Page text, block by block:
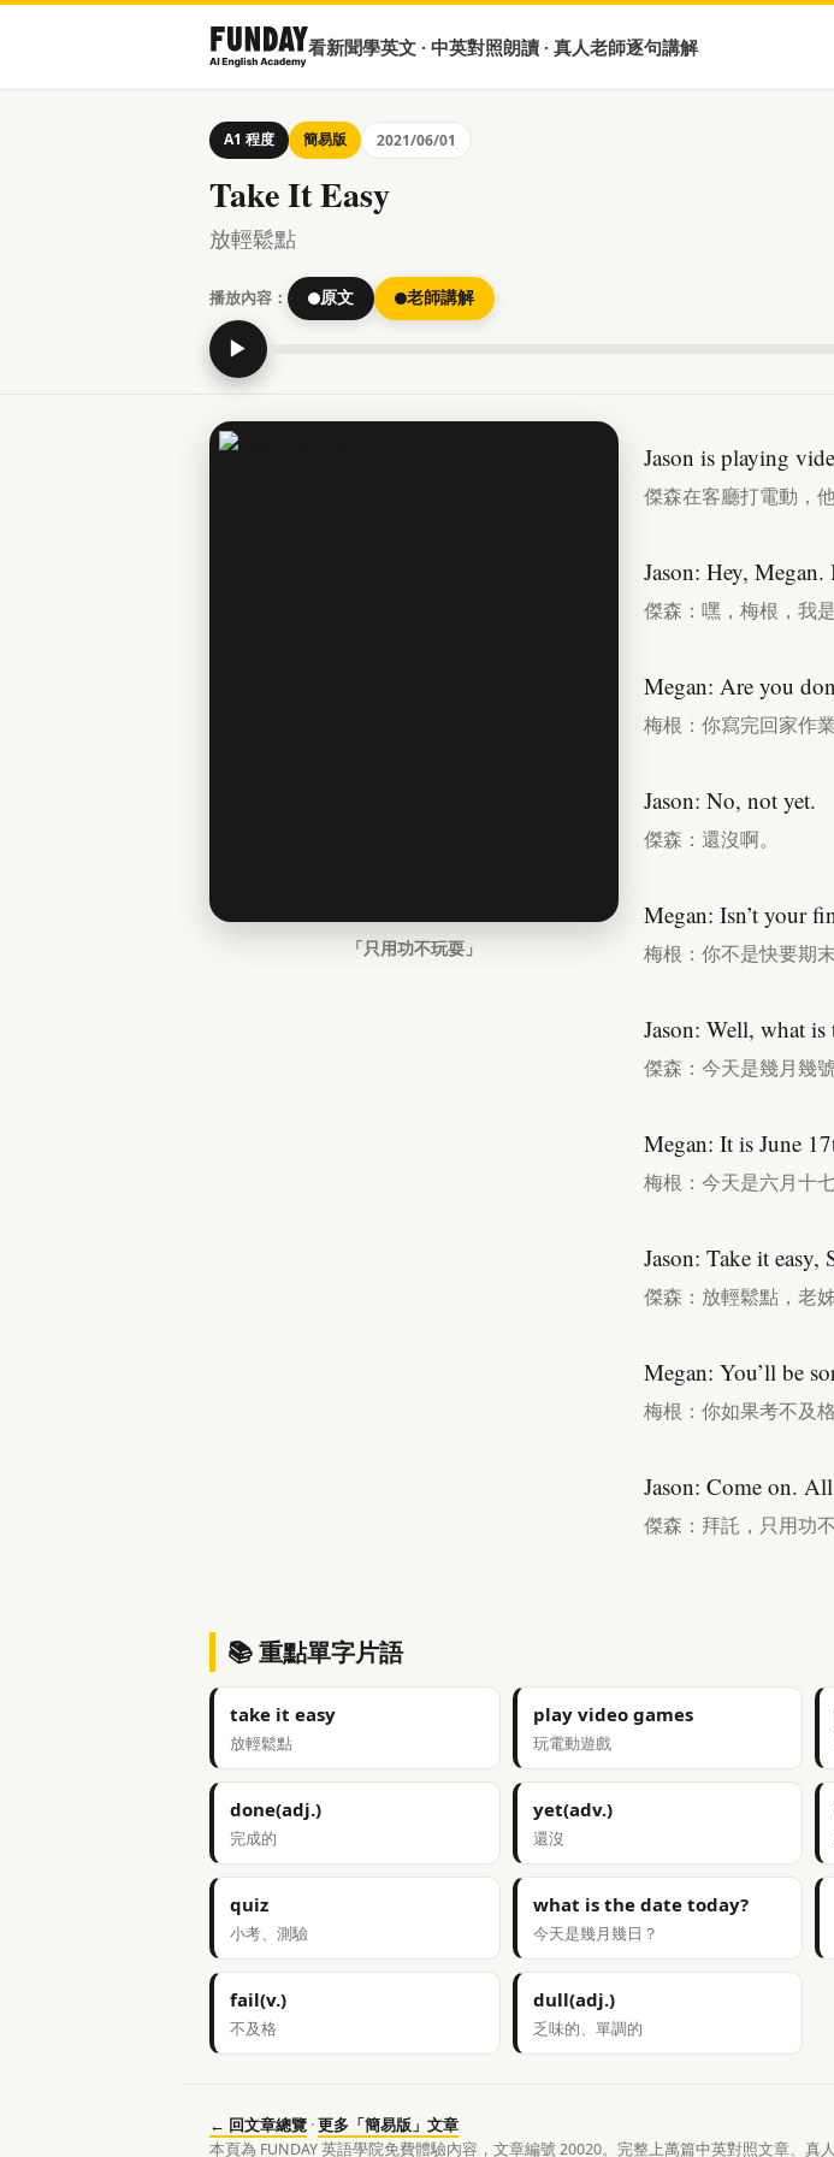
看新聞學英文 · 中英對照朗讀 · 真人老師逐句講解
A1 程度 簡易版 2021/06/01
Take It Easy
放輕鬆點
播放內容： 原文 老師講解
▶
「只用功不玩耍」
Jason is playing
傑森在客廳打電動，
Jason: Hey,
傑森：嘿，梅根，我
Megan: Are you
梅根：你寫完回家作
Jason: No, not yet.
傑森：還沒啊。
Megan: Isn’t your
梅根：你不是快要期
Jason: Well, what is
傑森：今天是幾月幾
Megan: It is June
梅根：今天是六月十七
Jason: Take it easy,
傑森：放輕鬆點，老
Megan: You’ll be
梅根：你如果考不及
Jason: Come on.
傑森：拜託，只用功
📚 重點單字片語
take it easy
放輕鬆點
play video games
玩電動遊戲
done(adj.)
完成的
yet(adv.)
還沒
quiz
小考、測驗
what is the date today?
今天是幾月幾日？
fail(v.)
不及格
dull(adj.)
乏味的、單調的
← 回文章總覽 ·更多「簡易版」文章
本頁為 FUNDAY 英語學院免費體驗內容，文章編號 20020。完整上萬篇中英對照文章、真